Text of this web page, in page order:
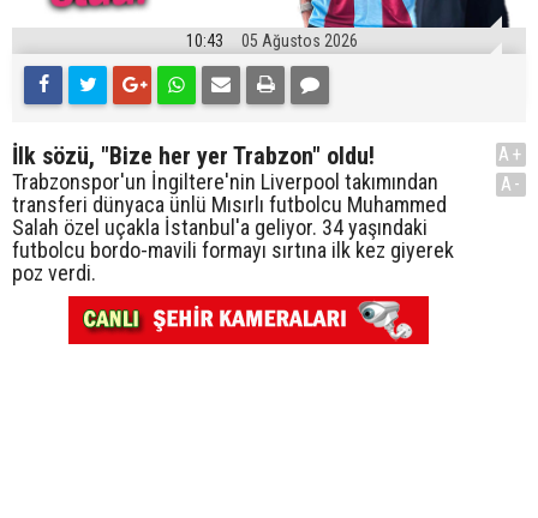
10:43 05 Ağustos 2026
İlk sözü, "Bize her yer Trabzon" oldu!
Trabzonspor'un İngiltere'nin Liverpool takımından
transferi dünyaca ünlü Mısırlı futbolcu Muhammed
Salah özel uçakla İstanbul'a geliyor. 34 yaşındaki
futbolcu bordo-mavili formayı sırtına ilk kez giyerek
poz verdi.
A+
A-